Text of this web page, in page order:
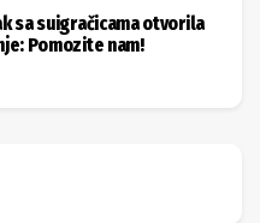
sa suigračicama otvorila
Pomozite nam!